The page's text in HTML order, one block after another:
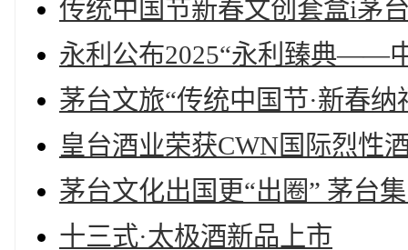
传统中国节新春文创套盒i茅
永利公布2025“永利臻典——
茅台文旅“传统中国节·新春
皇台酒业荣获CWN国际烈性
茅台文化出国更“出圈” 茅台
十三式·太极酒新品上市